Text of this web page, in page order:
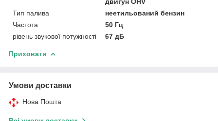
Тип палива
неетильований бензин
Частота
50 Гц
рівень звукової потужності
67 дБ
Приховати
Умови доставки
Нова Пошта